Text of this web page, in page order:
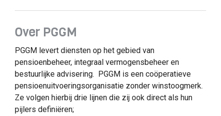
Over PGGM
PGGM levert diensten op het gebied van
pensioenbeheer, integraal vermogensbeheer en
bestuurlijke advisering. PGGM is een coöperatieve
pensioenuitvoeringsorganisatie zonder winstoogmerk.
Ze volgen hierbij drie lijnen die zij ook direct als hun
pijlers definiëren;